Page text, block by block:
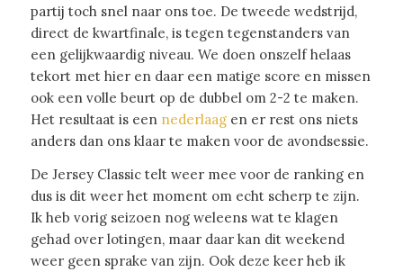
partij toch snel naar ons toe. De tweede wedstrijd,
direct de kwartfinale, is tegen tegenstanders van
een gelijkwaardig niveau. We doen onszelf helaas
tekort met hier en daar een matige score en missen
ook een volle beurt op de dubbel om 2-2 te maken.
Het resultaat is een nederlaagen er rest ons niets
anders dan ons klaar te maken voor de avondsessie.
De Jersey Classic telt weer mee voor de ranking en
dus is dit weer het moment om echt scherp te zijn.
Ik heb vorig seizoen nog weleens wat te klagen
gehad over lotingen, maar daar kan dit weekend
weer geen sprake van zijn. Ook deze keer heb ik